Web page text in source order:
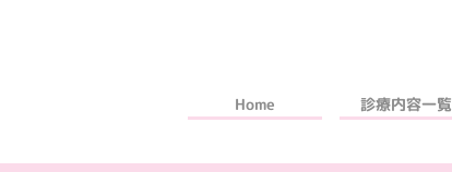
Home 診療内容一覧